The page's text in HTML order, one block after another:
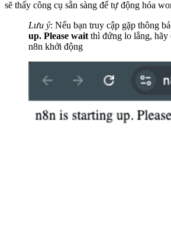
sẽ thấy công cụ sẵn sàng để tự động hóa
Lưu ý: Nếu bạn truy cập gặp thông
up. Please wait thì đứng lo lắng, hãy
n8n khởi động